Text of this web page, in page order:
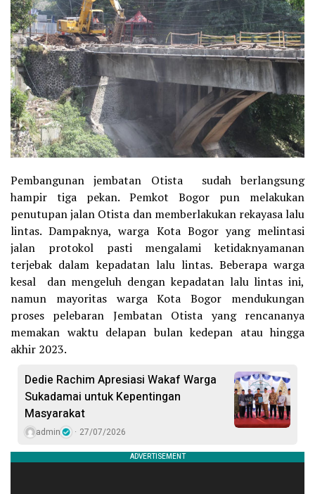
Pembangunan jembatan Otista sudah berlangsung
hampir tiga pekan. Pemkot Bogor pun melakukan
penutupan jalan Otista dan memberlakukan rekayasa lalu
lintas. Dampaknya, warga Kota Bogor yang melintasi
jalan protokol pasti mengalami ketidaknyamanan
terjebak dalam kepadatan lalu lintas. Beberapa warga
kesal dan mengeluh dengan kepadatan lalu lintas ini,
namun mayoritas warga Kota Bogor mendukungan
proses pelebaran Jembatan Otista yang rencananya
memakan waktu delapan bulan kedepan atau hingga
akhir 2023.
Dedie Rachim Apresiasi Wakaf Warga
Sukadamai untuk Kepentingan
Masyarakat
admin 27/07/2026